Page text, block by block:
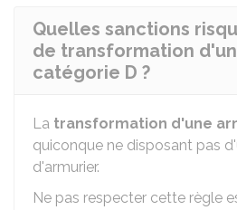
Quelles sanctions
de transformation
catégorie D ?
La transformation d'une
quiconque ne disposant pas
d'armurier.
Ne pas respecter cette règle